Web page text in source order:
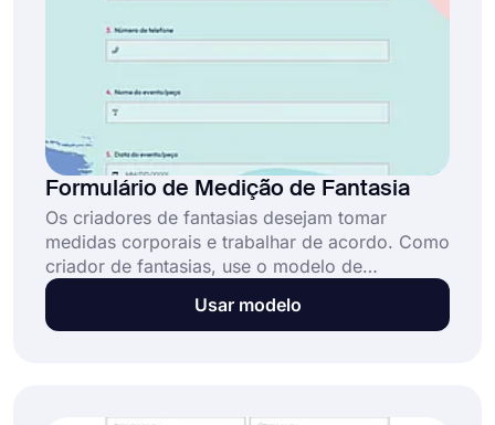
Formulário de Medição de Fantasia
Os criadores de fantasias desejam tomar
medidas corporais e trabalhar de acordo. Como
criador de fantasias, use o modelo de
formulário de medição de fantasia do
forms.app e colete informações detalhadas
Usar modelo